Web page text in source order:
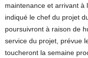
maintenance et arrivant à
indiqué le chef du projet
poursuivront à raison de
service du projet, prévue
toucheront la semaine